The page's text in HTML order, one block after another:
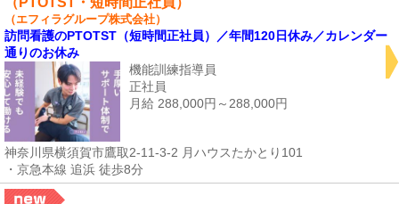
（エフィラグループ株式会社）
訪問看護のPTOTST（短時間正社員）／年間120日休み／カレンダー
通りのお休み
機能訓練指導員
正社員
月給 288,000円～288,000円
神奈川県横須賀市鷹取2-11-3-2 月ハウスたかとり101
・京急本線 追浜 徒歩8分